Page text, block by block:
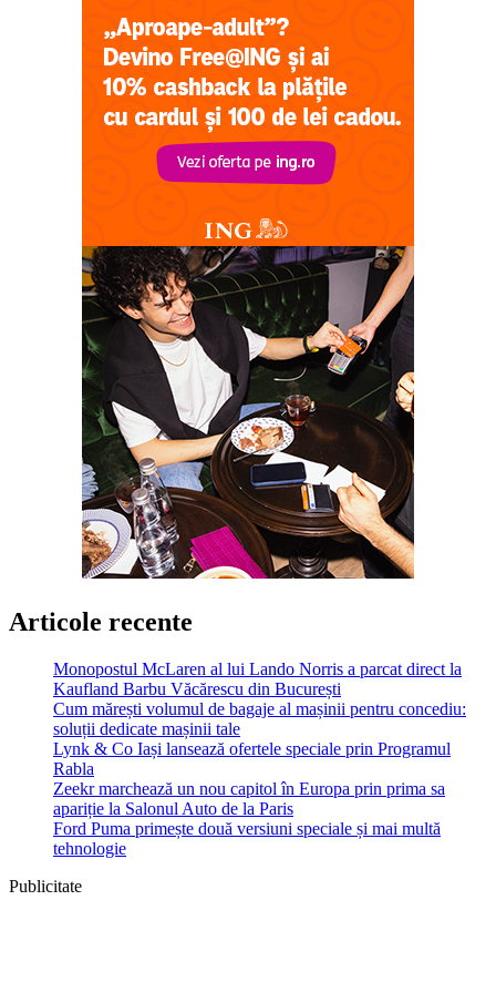
Articole recente
Monopostul McLaren al lui Lando Norris a parcat direct la
Kaufland Barbu Văcărescu din București
Cum mărești volumul de bagaje al mașinii pentru concediu:
soluții dedicate mașinii tale
Lynk & Co Iași lansează ofertele speciale prin Programul
Rabla
Zeekr marchează un nou capitol în Europa prin prima sa
apariție la Salonul Auto de la Paris
Ford Puma primește două versiuni speciale și mai multă
tehnologie
Publicitate